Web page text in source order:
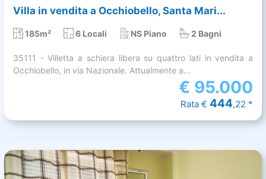
Villa in vendita a Occhiobello, Santa Mari...
185m² 6 Locali NS Piano 2 Bagni
35111 - Villetta a schiera libera su quattro lati in vendita a
Occhiobello, in via Nazionale. Attualmente a...
€ 95.000
Rata € 444,22 *